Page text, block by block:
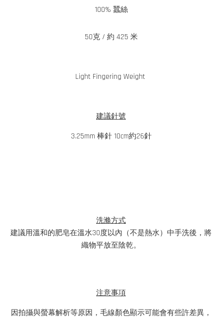
100% 蠶絲
50克 / 約 425 米
Light Fingering Weight
建議針號
3.25mm 棒針 10cm約26針
洗滌方式
建議用溫和的肥皂在溫水30度以內（不是熱水）中手洗後，將
織物平放至陰乾。
注意事項
因拍攝與螢幕解析等原因，毛線顏色顯示可能會有些許差異，